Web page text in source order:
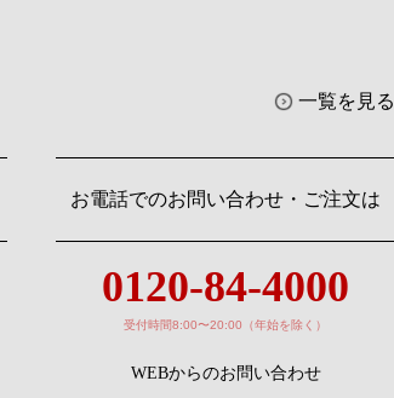
一覧を見る
お電話でのお問い合わせ・ご注文は
0120-84-4000
受付時間8:00〜20:00（年始を除く）
WEBからのお問い合わせ